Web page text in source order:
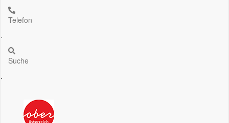
Telefon
.
Suche
.